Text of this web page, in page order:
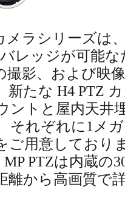
メラシリーズは
レッジが可能
撮影、および映
新たな H4 PTZ
ントと屋内天井
それぞれに1メ
ご用意しており
PTZは内蔵の
離から高画質で